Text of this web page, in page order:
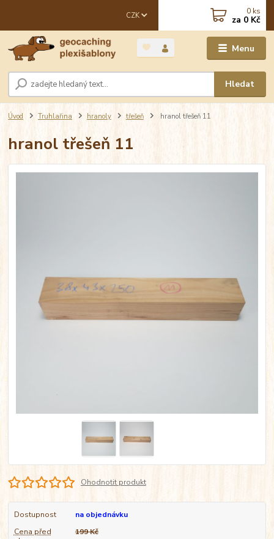
Menu
CZK
Hledat
0 ks
za 0 Kč
Úvod Truhlařina hranoly třešeň hranol třešeň 11
hranol třešeň 11
Ohodnotit produkt
Dostupnost
na objednávku
Cena před
199 Kč